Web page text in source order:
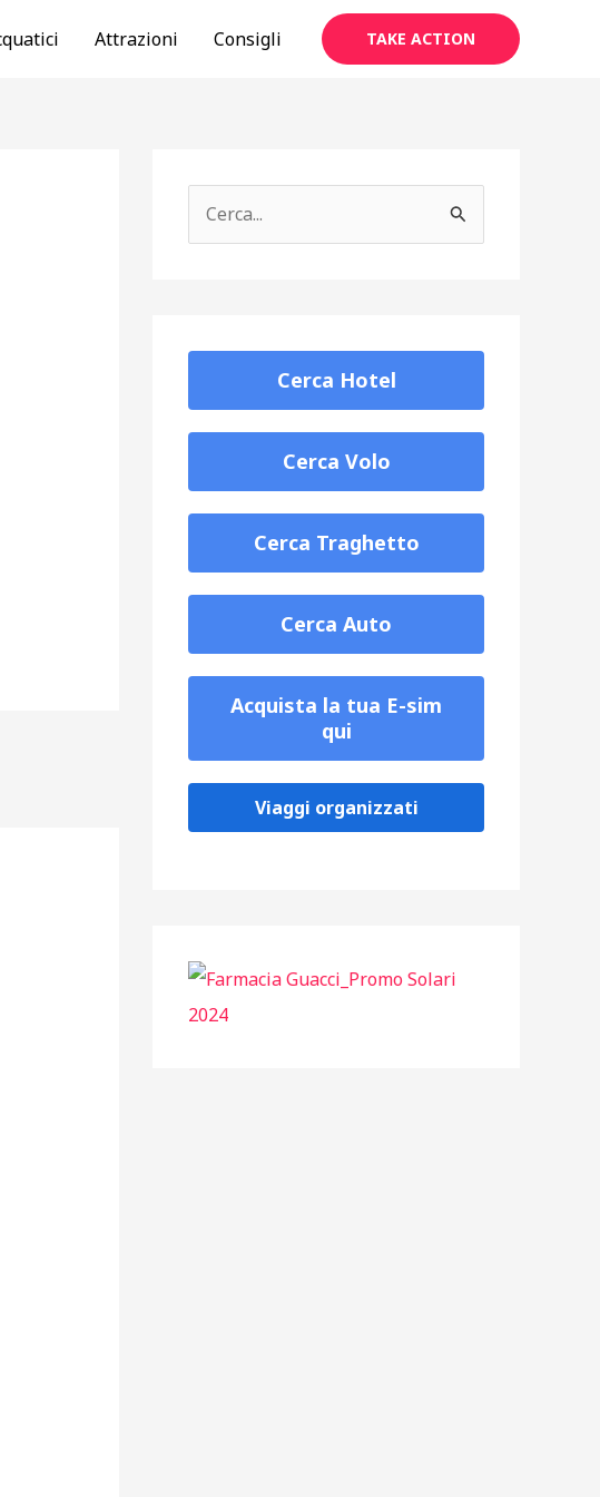
Attrazioni Consigli TAKE ACTION
e
Cerca Hotel
Cerca Volo
Cerca Traghetto
Cerca Auto
Acquista la tua E-sim
qui
Viaggi organizzati